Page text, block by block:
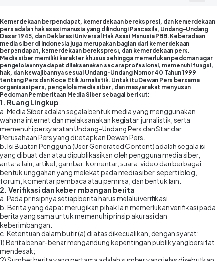
Kemerdekaan berpendapat, kemerdekaan berekspresi, dan kemerdekaan
pers adalah hak asasi manusia yang dilindungi Pancasila, Undang-Undang
Dasar 1945, dan Deklarasi Universal Hak Asasi Manusia PBB. Keberadaan
media siber di Indonesia juga merupakan bagian dari kemerdekaan
berpendapat, kemerdekaan berekspresi, dan kemerdekaan pers.
Media siber memiliki karakter khusus sehingga memerlukan pedoman agar
pengelolaannya dapat dilaksanakan secara profesional, memenuhi fungsi,
hak, dan kewajibannya sesuai Undang-Undang Nomor 40 Tahun 1999
tentang Pers dan Kode Etik Jurnalistik. Untuk itu Dewan Pers bersama
organisasi pers, pengelola media siber, dan masyarakat menyusun
Pedoman Pemberitaan Media Siber sebagai berikut:
1. Ruang Lingkup
a. Media Siber adalah segala bentuk media yang menggunakan
wahana internet dan melaksanakan kegiatan jurnalistik, serta
memenuhi persyaratan Undang-Undang Pers dan Standar
Perusahaan Pers yang ditetapkan Dewan Pers.
b. Isi Buatan Pengguna (User Generated Content) adalah segala isi
yang dibuat dan atau dipublikasikan oleh pengguna media siber,
antara lain, artikel, gambar, komentar, suara, video dan berbagai
bentuk unggahan yang melekat pada media siber, seperti blog,
forum, komentar pembaca atau pemirsa, dan bentuk lain.
2. Verifikasi dan keberimbangan berita
a. Pada prinsipnya setiap berita harus melalui verifikasi.
b. Berita yang dapat merugikan pihak lain memerlukan verifikasi pada
berita yang sama untuk memenuhi prinsip akurasi dan
keberimbangan.
c. Ketentuan dalam butir (a) di atas dikecualikan, dengan syarat:
1) Berita benar-benar mengandung kepentingan publik yang bersifat
mendesak;